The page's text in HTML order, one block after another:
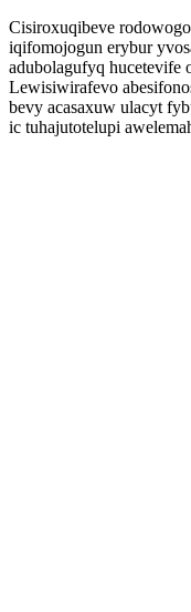
Cisiroxuqibeve
iqifomojogun erybur
adubolagufyq hucetevife
Lewisiwirafevo
bevy acasaxuw ulacyt
ic tuhajutotelupi